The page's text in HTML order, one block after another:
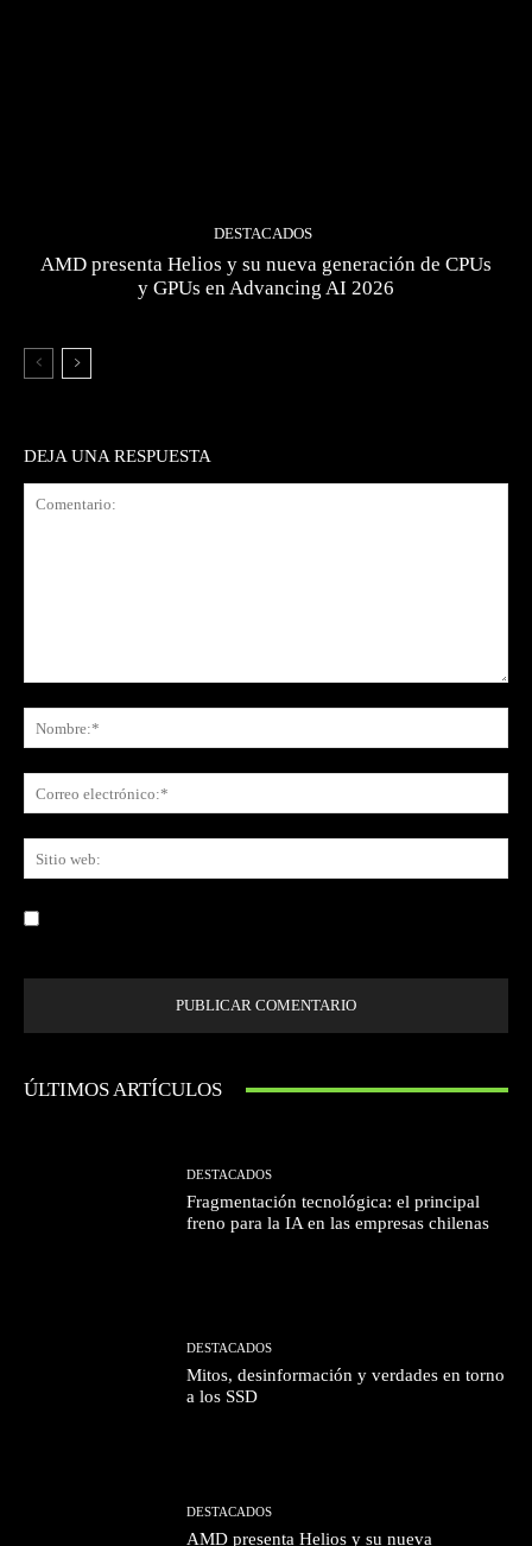
DESTACADOS
AMD presenta Helios y su nueva generación de CPUs
y GPUs en Advancing AI 2026
DEJA UNA RESPUESTA
ÚLTIMOS ARTÍCULOS
DESTACADOS
Fragmentación tecnológica: el principal
freno para la IA en las empresas chilenas
DESTACADOS
Mitos, desinformación y verdades en torno
a los SSD
DESTACADOS
AMD presenta Helios y su nueva